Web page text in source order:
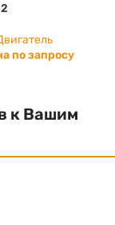
по запросу
к Вашим